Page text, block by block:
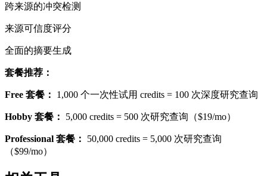
跨来源的冲突检测
来源可信度评分
全面的摘要生成
套餐推荐：
Free 套餐： 1,000 个一次性试用 credits = 100 次深度研究查询
Hobby 套餐： 5,000 credits = 500 次研究查询（$19/mo）
Professional 套餐：
50,000 credits = 5,000 次研究查询
（$99/mo）